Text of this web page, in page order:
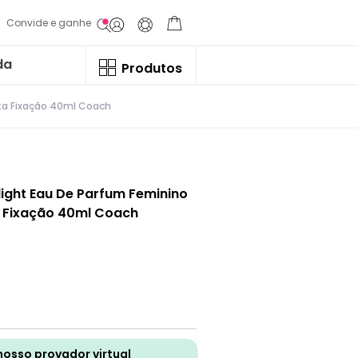
Convide e ganhe
Produtos
Fixação 40ml Coach
Eau De Parfum Feminino
40ml Coach
provador virtual